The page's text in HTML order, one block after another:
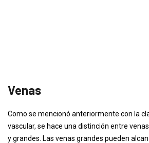
Venas
Como se mencionó anteriormente con la
vascular, se hace una distinción entre
y grandes. Las venas grandes pueden